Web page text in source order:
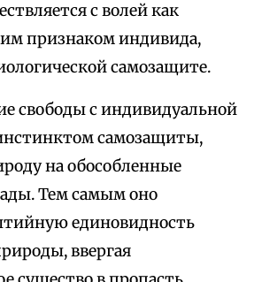
с волей как
признаком индивида,
самозащите.
свободы с индивидуальной
самозащиты,
на обособленные
Тем самым оно
единовидность
ввергая